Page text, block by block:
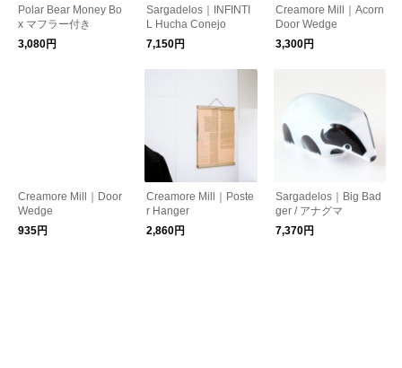
Polar Bear Money Bo
x マフラー付き
3,080円
Sargadelos｜INFINTI
L Hucha Conejo
7,150円
Creamore Mill｜Acorn
Door Wedge
3,300円
Creamore Mill｜Door
Wedge
935円
Creamore Mill｜Poste
r Hanger
2,860円
Sargadelos｜Big Bad
ger / アナグマ
7,370円